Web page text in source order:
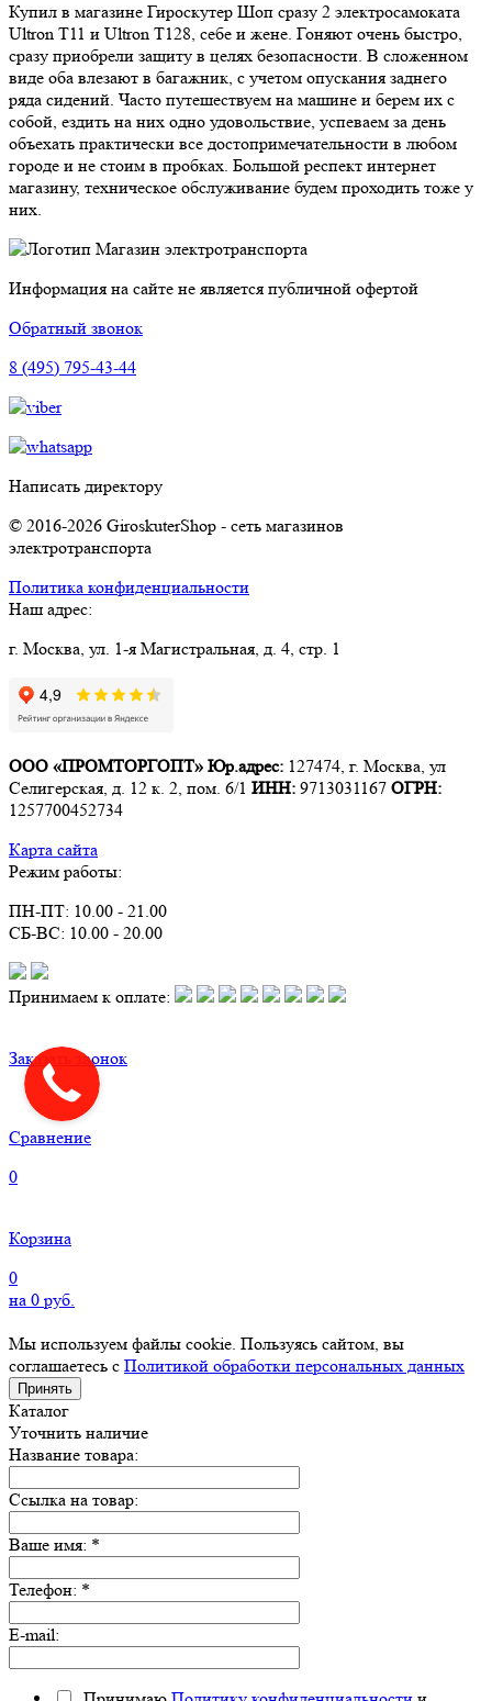
Купил в магазине Гироскутер Шоп сразу 2 электросамоката
Ultron T11 и Ultron T128, себе и жене. Гоняют очень быстро,
сразу приобрели защиту в целях безопасности. В сложенном
виде оба влезают в багажник, с учетом опускания заднего
ряда сидений. Часто путешествуем на машине и берем их с
собой, ездить на них одно удовольствие, успеваем за день
объехать практически все достопримечательности в любом
городе и не стоим в пробках. Большой респект интернет
магазину, техническое обслуживание будем проходить тоже у
них.
Магазин электротранспорта
Информация на сайте не является публичной офертой
Обратный звонок
8 (495) 795-43-44
Написать директору
© 2016-2026 GiroskuterShop - сеть магазинов
электротранспорта
Политика конфиденциальности
Наш адрес:
г. Москва, ул. 1-я Магистральная, д. 4, стр. 1
ООО «ПРОМТОРГОПТ» Юр.адрес: 127474, г. Москва, ул
Селигерская, д. 12 к. 2, пом. 6/1 ИНН: 9713031167 ОГРН:
1257700452734
Карта сайта
Режим работы:
ПН-ПТ: 10.00 - 21.00
СБ-ВС: 10.00 - 20.00
Принимаем к оплате:
Заказать звонок
Сравнение
0
Корзина
0
на 0 руб.
Мы используем файлы cookie. Пользуясь сайтом, вы
соглашаетесь с Политикой обработки персональных данных
Принять
Каталог
Уточнить наличие
Название товара:
Ссылка на товар:
Ваше имя: *
Телефон: *
E-mail: